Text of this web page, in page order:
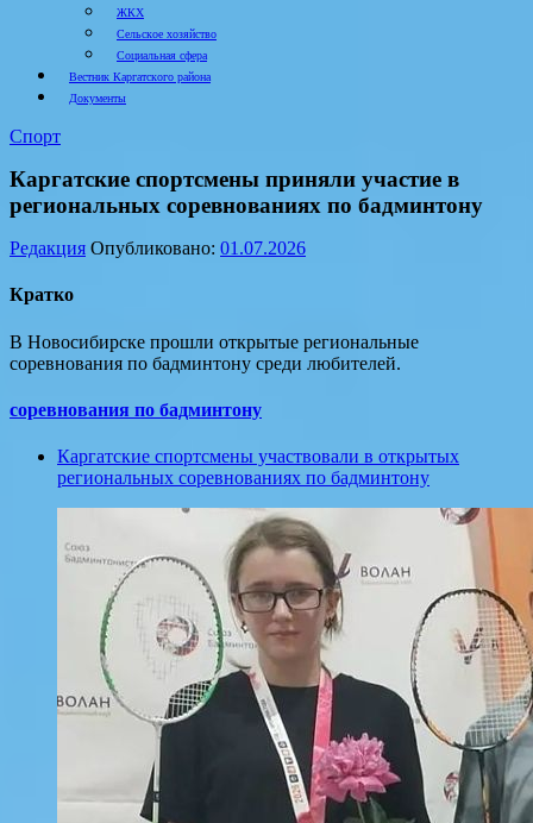
ЖКХ
Сельское хозяйство
Социальная сфера
Вестник Каргатского района
Документы
Спорт
Каргатские спортсмены приняли участие в
региональных соревнованиях по бадминтону
Редакция Опубликовано: 01.07.2026
Кратко
В Новосибирске прошли открытые региональные
соревнования по бадминтону среди любителей.
соревнования по бадминтону
Каргатские спортсмены участвовали в открытых
региональных соревнованиях по бадминтону